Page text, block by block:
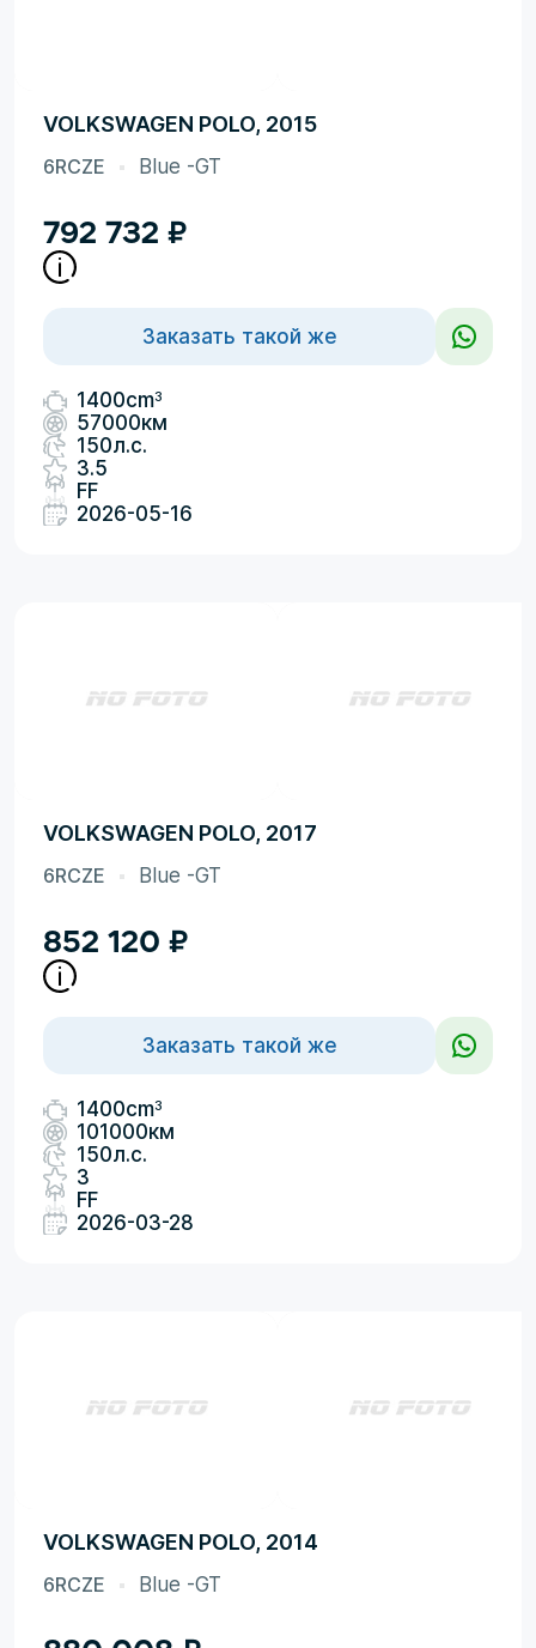
VOLKSWAGEN POLO, 2015
6RCZE Blue -GT
792 732 ₽
Заказать такой же
1400cm3
57000км
150л.с.
3.5
FF
2026-05-16
VOLKSWAGEN POLO, 2017
6RCZE Blue -GT
852 120 ₽
Заказать такой же
1400cm3
101000км
150л.с.
3
FF
2026-03-28
VOLKSWAGEN POLO, 2014
6RCZE Blue -GT